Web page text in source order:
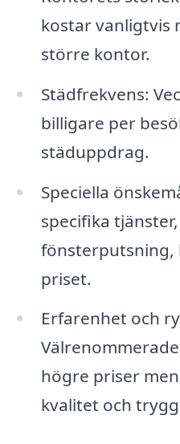
kostar vanligtvis
större kontor.
Städfrekvens:
billigare per
städuppdrag.
Speciella
specifika
fönsterputsning,
priset.
Erfarenhet och
högre priser
kvalitet och